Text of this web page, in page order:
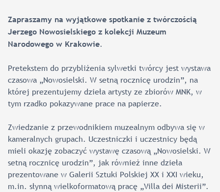
Zapraszamy na wyjątkowe spotkanie z twórczością
Jerzego Nowosielskiego z kolekcji Muzeum
Narodowego w Krakowie.
Pretekstem do przybliżenia sylwetki twórcy jest wystawa
czasowa „Nowosielski. W setną rocznicę urodzin”, na
której prezentujemy dzieła artysty ze zbiorów MNK, w
tym rzadko pokazywane prace na papierze.
Zwiedzanie z przewodnikiem muzealnym odbywa się w
kameralnych grupach. Uczestniczki i uczestnicy będą
mieli okazję zobaczyć wystawę czasową „Nowosielski. W
setną rocznicę urodzin”, jak również inne dzieła
prezentowane w Galerii Sztuki Polskiej XX i XXI wieku,
m.in. słynną wielkoformatową pracę „Villa dei Misterii”.